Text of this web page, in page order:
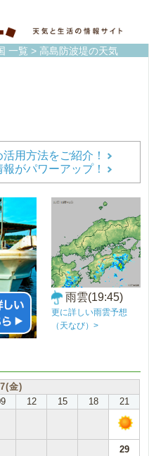
一覧 > 高島防波堤の天気
用方法をご紹介！
がパワーアップ！
雨雲(19:45)
更に詳しい雨雲予想
（天なび）>
金)
12 15 18 21
29